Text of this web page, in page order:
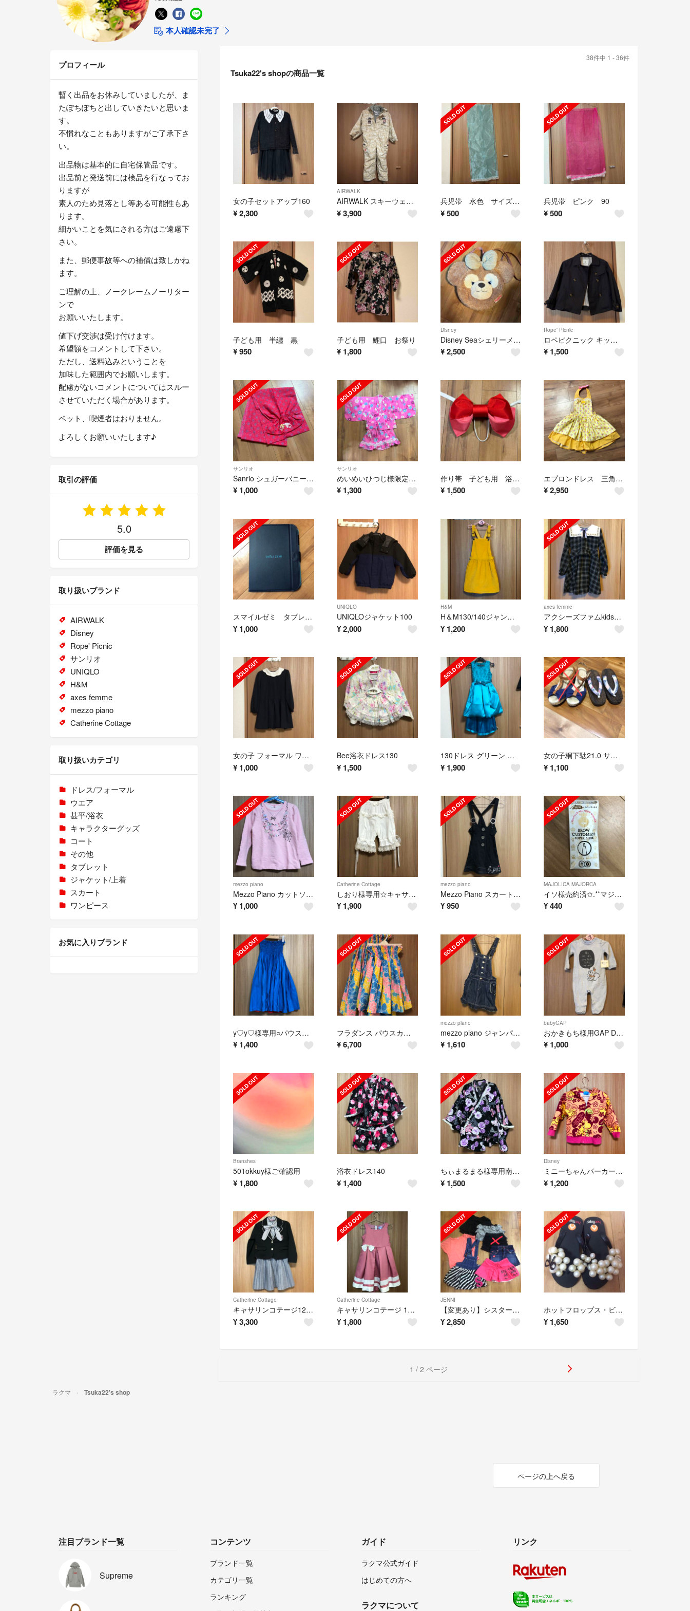
本人確認未完了
38件中 1 - 36件
Tsuka22's shopの商品一覧
女の子セットアップ160
¥2,300
AIRWALK
AIRWALK スキーウェア 110
¥3,900
兵児帯 水色 サイズ不明
¥ 500
兵児帯 ピンク 90
¥500
子ども用 半纏 黒
¥950
子ども用 鯉口 お祭り
¥ 1,800
Disney
Disney Seaシェリーメイ バッグ
¥ 2,500
Rope' Picnic
ロペピクニック キッズ トレンチコート 110
¥ 1,500
サンリオ
Sanrio シュガーバニーズ しろうさくろうさ 兵児帯
¥ 1,000
サンリオ
めいめいひつじ様限定 Sanrio ハローキティ 浴衣ドレス 甚平
¥ 1,300
作り帯 子ども用 浴衣にぴったり
¥ 1,500
エプロンドレス 三角巾、巾着付き
¥2,950
スマイルゼミ タブレットケース 青
¥ 1,000
UNIQLO
UNIQLOジャケット100
¥2,000
H&M
H＆M130/140ジャンパースカート(エイチアンドエム)
¥ 1,200
axes femme
アクシーズファムkids140ワンピース
¥ 1,800
女の子 フォーマル ワンピース 紺 130
¥ 1,000
Bee浴衣ドレス130
¥ 1,500
130ドレス グリーン 発表会や冠婚葬祭に☆
¥ 1,900
女の子桐下駄21.0 サンダル付きません。
¥ 1,100
mezzo piano
Mezzo Piano カットソー130
¥ 1,000
Catherine Cottage
しおり様専用☆キャサリンコテージ ドロワーズS
¥ 1,900
mezzo piano
Mezzo Piano スカート140
¥ 950
MAJOLICA MAJORCA
イソ様売約済✩.*˚マジョリカマジョルカ アイブロー
¥440
y♡y♡様専用○パウスカート 67cm リバーシブル
¥ 1,400
フラダンス パウスカート 親子ペア
¥6,700
mezzo piano
mezzo piano ジャンパースカートS 140
¥ 1,610
babyGAP
おかきもち様用GAP Disneyコラボ ダンボ ベビー服70
¥ 1,000
Branshes
501okkuy様ご確認用
¥ 1,800
浴衣ドレス140
¥ 1,400
ちぃまるまる様専用南明奈プロデュース浴衣ドレス サイズフリー
¥ 1,500
Disney
ミニーちゃんパーカー110
¥ 1,200
Catherine Cottage
キャサリンコテージ120プリーツスカート＆ジャケット＆ブラウス 3点スーツセット
¥3,300
Catherine Cottage
キャサリンコテージ 120ワンピースドレス
¥ 1,800
JENNI
【変更あり】シスタージェニー２着含 130女児服まとめ売り！
¥ 2,850
ホットフロップス・ビーチサンダル
¥ 1,650
1 / 2 ページ
プロフィール
暫く出品をお休みしていましたが、ま
たぽちぽちと出していきたいと思いま
す。
不慣れなこともありますがご了承下さ
い。
出品物は基本的に自宅保管品です。
出品前と発送前には検品を行なってお
りますが
素人のため見落とし等ある可能性もあ
ります。
細かいことを気にされる方はご遠慮下
さい。
また、郵便事故等への補償は致しかね
ます。
ご理解の上、ノークレームノーリター
ンで
お願いいたします。
値下げ交渉は受け付けます。
希望額をコメントして下さい。
ただし、送料込みということを
加味した範囲内でお願いします。
配慮がないコメントについてはスルー
させていただく場合があります。
ペット、喫煙者はおりません。
よろしくお願いいたします♪
取引の評価
5.0
評価を見る
取り扱いブランド
AIRWALK
Disney
Rope' Picnic
サンリオ
UNIQLO
H&M
axes femme
mezzo piano
Catherine Cottage
取り扱いカテゴリ
ドレス/フォーマル
ウエア
甚平/浴衣
キャラクターグッズ
コート
その他
タブレット
ジャケット/上着
スカート
ワンピース
お気に入りブランド
ラクマ Tsuka22's shop
ページの上へ戻る
注目ブランド一覧
Supreme
コンテンツ
ブランド一覧
カテゴリ一覧
ランキング
ガイド
ラクマ公式ガイド
はじめての方へ
ラクマについて
リンク